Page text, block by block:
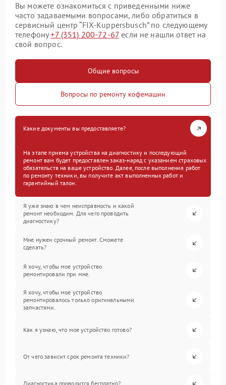
Вы можете ознакомиться с приведенными ниже
часто задаваемыми вопросами, либо обратиться в
сервисный центр “FIX-Kuppersbusch” по следующему
телефону+7 (351) 200-72-67 если не нашли ответ на
свой вопрос.
Общие вопросы
Вопросы по ремонту кофемашин
Какие документы вы предоставляете?
На этапе приема устройства на диагностику и последующий
ремонт вам будет предоставлен заказ-наряд с указанием страховых
обязательств на ваше устройство. Далее, после выполнения работ
по ремонту техники, вы получите акт выполненных работ и
гарантийный талон.
Я уже знаю в чем неисправность и какой
ремонт необходим. Для чего проводить
диагностику?
Мне нужен срочный ремонт. Сможете
сделать?
Я хочу, чтобы мое устройство
ремонтировали при мне.
Я хочу, чтобы мое устройство
ремонтировалось только оригинальными
запчастями.
Как я узнаю, что мое устройство готово?
От чего зависит срок ремонта техники?
Диагностика проводится бесплатно?